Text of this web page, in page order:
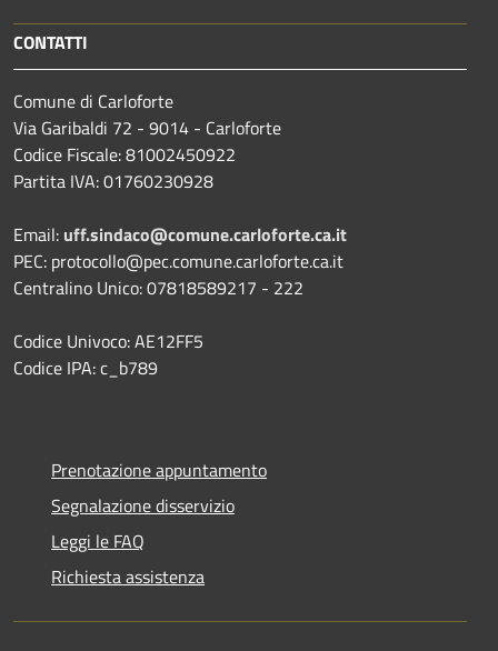
CONTATTI
Comune di Carloforte
Via Garibaldi 72 - 9014 - Carloforte
Codice Fiscale: 81002450922
Partita IVA: 01760230928
Email: uff.sindaco@comune.carloforte.ca.it
PEC: protocollo@pec.comune.carloforte.ca.it
Centralino Unico: 07818589217 - 222
Codice Univoco: AE12FF5
Codice IPA: c_b789
Prenotazione appuntamento
Segnalazione disservizio
Leggi le FAQ
Richiesta assistenza